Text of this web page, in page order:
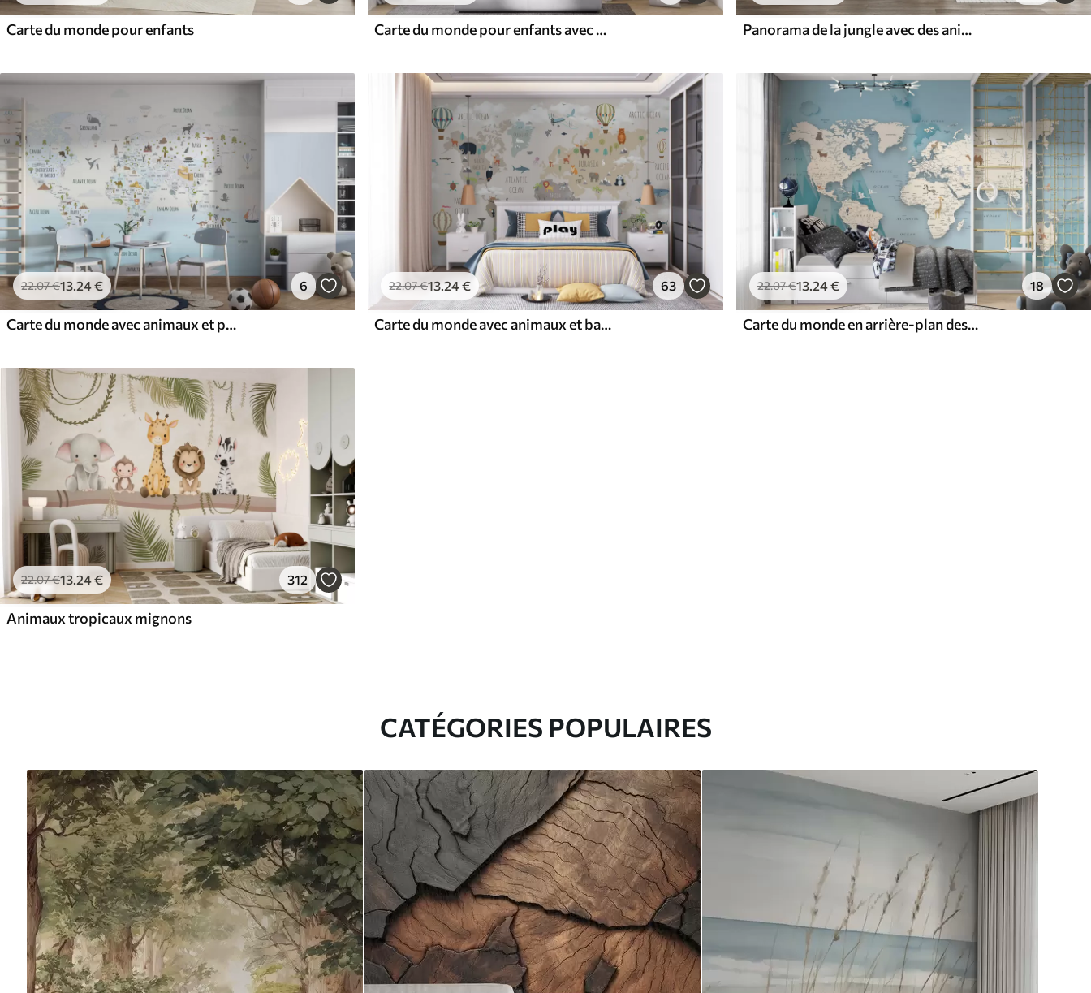
Carte du monde pour enfants Carte du monde pour enfants avec animaux et points de repère Panorama de la jungle avec des animaux
22.07€13 .24€ 6
Carte du monde avec animaux et points de repère
22.07€13.24€ 63
Carte du monde avec animaux et ballons
22.07€13.24€ 18
Carte du monde en arrière-plan des montagnes
22.07€13.24€ 312
Animaux tropicaux mignons
CATÉGORIES POPULAIRES